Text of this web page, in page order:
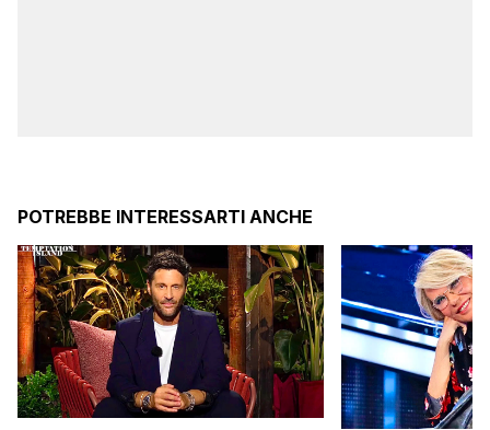
POTREBBE INTERESSARTI ANCHE